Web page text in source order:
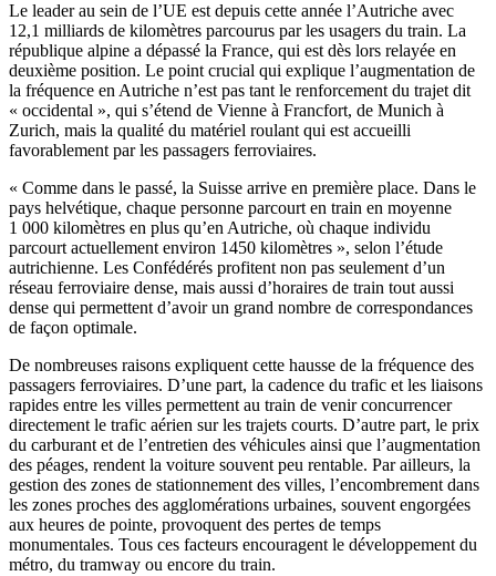
Le leader au sein de l’UE est depuis cette année l’Autriche avec
12,1 milliards de kilomètres parcourus par les usagers du train. La
république alpine a dépassé la France, qui est dès lors relayée en
deuxième position. Le point crucial qui explique l’augmentation de
la fréquence en Autriche n’est pas tant le renforcement du trajet dit
« occidental », qui s’étend de Vienne à Francfort, de Munich à
Zurich, mais la qualité du matériel roulant qui est accueilli
favorablement par les passagers ferroviaires.
« Comme dans le passé, la Suisse arrive en première place. Dans le
pays helvétique, chaque personne parcourt en train en moyenne
1 000 kilomètres en plus qu’en Autriche, où chaque individu
parcourt actuellement environ 1450 kilomètres », selon l’étude
autrichienne. Les Confédérés profitent non pas seulement d’un
réseau ferroviaire dense, mais aussi d’horaires de train tout aussi
dense qui permettent d’avoir un grand nombre de correspondances
de façon optimale.
De nombreuses raisons expliquent cette hausse de la fréquence des
passagers ferroviaires. D’une part, la cadence du trafic et les liaisons
rapides entre les villes permettent au train de venir concurrencer
directement le trafic aérien sur les trajets courts. D’autre part, le prix
du carburant et de l’entretien des véhicules ainsi que l’augmentation
des péages, rendent la voiture souvent peu rentable. Par ailleurs, la
gestion des zones de stationnement des villes, l’encombrement dans
les zones proches des agglomérations urbaines, souvent engorgées
aux heures de pointe, provoquent des pertes de temps
monumentales. Tous ces facteurs encouragent le développement du
métro, du tramway ou encore du train.